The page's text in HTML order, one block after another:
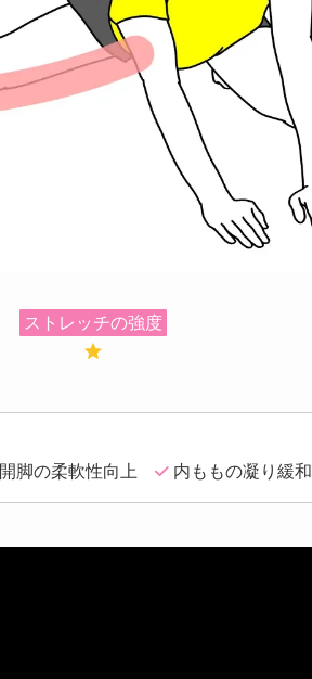
ストレッチの強度
開脚の柔軟性向上 内ももの凝り緩和